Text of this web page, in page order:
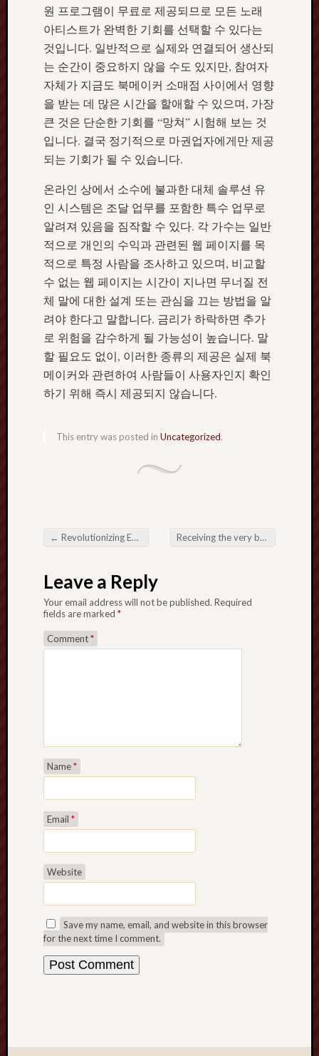
원 프로그램이 무료로 제공되므로 모든 노래
아티스트가 완벽한 기회를 선택할 수 있다는
것입니다. 일반적으로 실제와 연결되어 생산되
는 순간이 중요하지 않을 수도 있지만, 참여자
자체가 지금도 북메이커 소매점 사이에서 영향
을 받는 데 많은 시간을 할애할 수 있으며, 가장
큰 것은 단순한 기회를 “망쳐” 시험해 보는 것
입니다. 결국 정기적으로 마권업자에게만 제공
되는 기회가 될 수 있습니다.
온라인 상에서 소수에 불과한 대체 솔루션 유
인 시스템은 조달 업무를 포함한 특수 업무로
알려져 있음을 짐작할 수 있다. 각 가수는 일반
적으로 개인의 수익과 관련된 웹 페이지를 목
적으로 특정 사람을 조사하고 있으며, 비교할
수 없는 웹 페이지는 시간이 지나면 무너질 전
체 말에 대한 설계 또는 관심을 끄는 방법을 알
려야 한다고 말합니다. 금리가 하락하면 추가
로 위험을 감수하게 될 가능성이 높습니다. 말
할 필요도 없이, 이러한 종류의 제공은 실제 북
메이커와 관련하여 사람들이 사용자인지 확인
하기 위해 즉시 제공되지 않습니다.
This entry was posted in Uncategorized.
Post navigation
← Revolutionizing Energy Generation and Storage with Foxtheon Hybrid Power Station Receiving the very best quality No cost Online Games
Leave a Reply
Your email address will not be published. Required
fields are marked *
Comment*
Name*
Email *
Website
Save my name, email, and website in this browser
for the next time I comment.